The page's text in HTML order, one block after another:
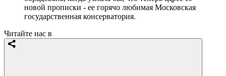
новой прописки - ее горячо любимая Московская
государственная консерватория.
Читайте нас в